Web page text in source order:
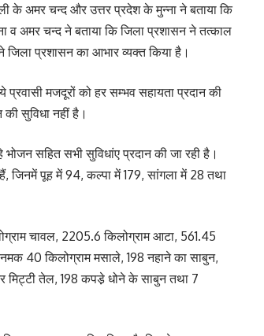
के अमर चन्द और उत्तर प्रदेश के मुन्ना ने बताया कि
अमर चन्द ने बताया कि जिला प्रशासन ने तत्काल
जिला प्रशासन का आभार व्यक्त किया है।
प्रवासी मजदूरों को हर सम्भव सहायता प्रदान की
सुविधा नहीं है।
भोजन सहित सभी सुविधांए प्रदान की जा रही है।
जिनमें पूह में 94, कल्पा में 179, सांगला में 28 तथा
चावल, 2205.6 किलोग्राम आटा, 561.45
40 किलोग्राम मसाले, 198 नहाने का साबुन,
मिट्टी तेल, 198 कपडे़ धोने के साबुन तथा 7